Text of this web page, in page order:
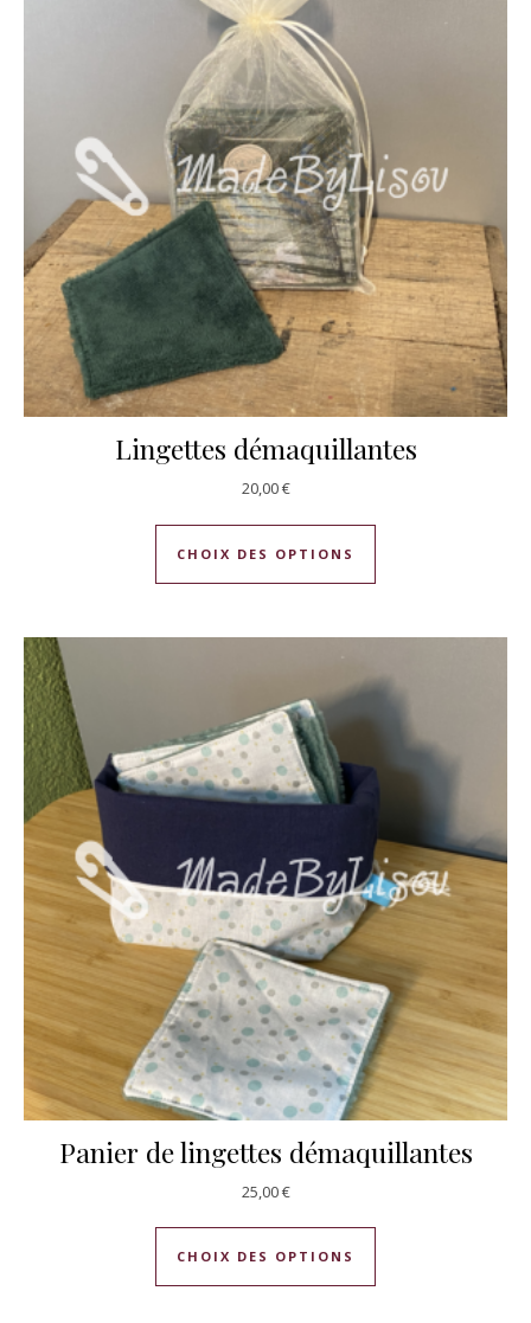
Lingettes démaquillantes
20,00€
CHOIX DES OPTIONS
Ce produit a
Panier de lingettes démaquillantes
25,00€
CHOIX DES OPTIONS
Ce produit a